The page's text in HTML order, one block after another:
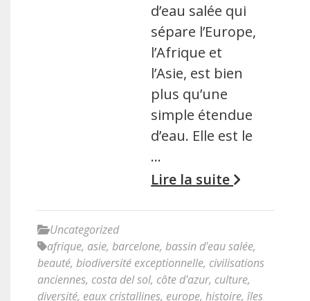
d’eau salée qui
sépare l’Europe,
l’Afrique et
l’Asie, est bien
plus qu’une
simple étendue
d’eau. Elle est le
…
Lire la suite
Uncategorized
afrique, asie, barcelone, bassin d'eau salée,
beauté, biodiversité exceptionnelle, civilisations
anciennes, costa del sol, côte d'azur, culture,
diversité, eaux cristallines, europe, histoire, îles